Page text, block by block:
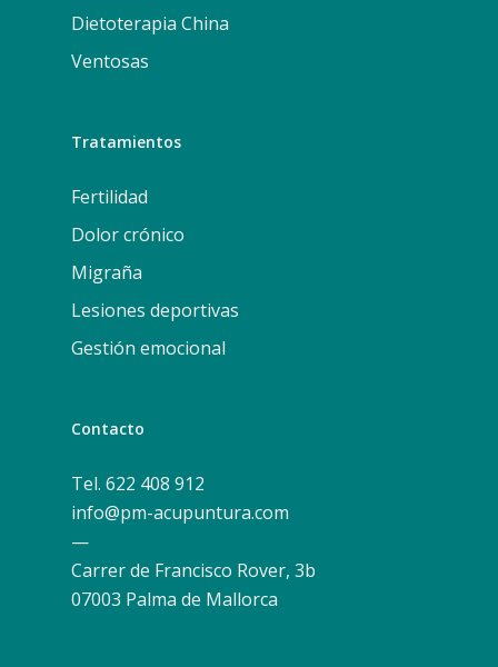
Dietoterapia China
Ventosas
Tratamientos
Fertilidad
Dolor crónico
Migraña
Lesiones deportivas
Gestión emocional
Contacto
Tel. 622 408 912
info@pm-acupuntura.com
—
Carrer de Francisco Rover, 3b
07003 Palma de Mallorca